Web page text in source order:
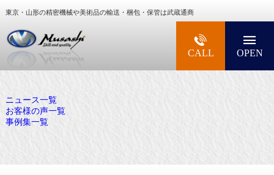
東京・山形の精密機械や美術品の輸送・梱包・保管は武蔵通商
大型精密機械・美術品・高級楽器の梱包・輸送
CALL OPEN
ニュース一覧
お客様の声一覧
事例集一覧